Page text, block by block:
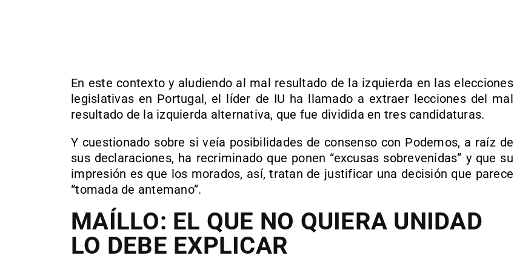
En este contexto y aludiendo al mal resultado de la izquierda en las elecciones
legislativas en Portugal, el líder de IU ha llamado a extraer lecciones del mal
resultado de la izquierda alternativa, que fue dividida en tres candidaturas.
Y cuestionado sobre si veía posibilidades de consenso con Podemos, a raíz de
sus declaraciones, ha recriminado que ponen “excusas sobrevenidas” y que su
impresión es que los morados, así, tratan de justificar una decisión que parece
“tomada de antemano”.
MAÍLLO: EL QUE NO QUIERA UNIDAD
LO DEBE EXPLICAR